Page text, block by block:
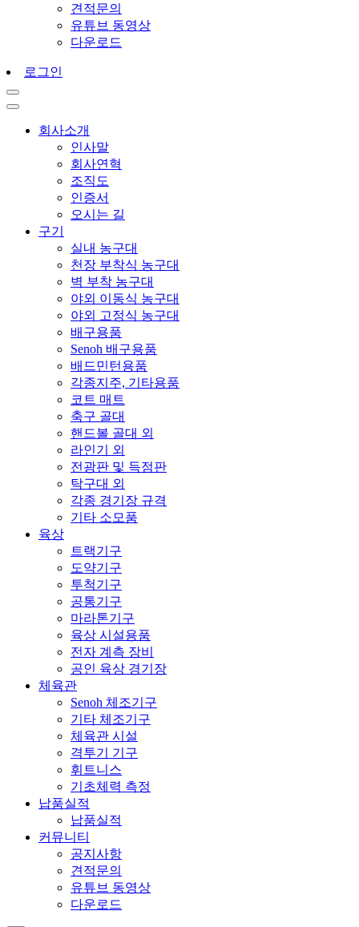
견적문의
유튜브 동영상
다운로드
로그인
회사소개
인사말
회사연혁
조직도
인증서
오시는 길
구기
실내 농구대
천장 부착식 농구대
벽 부착 농구대
야외 이동식 농구대
야외 고정식 농구대
배구용품
Senoh 배구용품
배드민턴용품
각종지주, 기타용품
코트 매트
축구 골대
핸드볼 골대 외
라인기 외
전광판 및 득점판
탁구대 외
각종 경기장 규격
기타 소모품
육상
트랙기구
도약기구
투척기구
공통기구
마라톤기구
육상 시설용품
전자 계측 장비
공인 육상 경기장
체육관
Senoh 체조기구
기타 체조기구
체육관 시설
격투기 기구
휘트니스
기초체력 측정
납품실적
납품실적
커뮤니티
공지사항
견적문의
유튜브 동영상
다운로드